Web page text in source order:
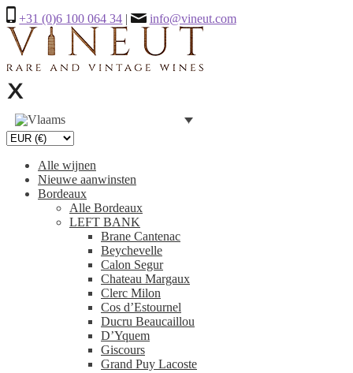
+31 (0)6 100 064 34 | info@vineut.com
Alle wijnen
Nieuwe aanwinsten
Bordeaux
Alle Bordeaux
LEFT BANK
Brane Cantenac
Beychevelle
Calon Segur
Chateau Margaux
Clerc Milon
Cos d’Estournel
Ducru Beaucaillou
D’Yquem
Giscours
Grand Puy Lacoste